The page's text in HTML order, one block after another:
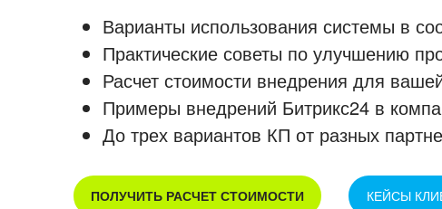
Варианты использования системы в
Практические советы по улучшению
Расчет стоимости внедрения для
Примеры внедрений Битрикс24 в
До трех вариантов КП от разных
ПОЛУЧИТЬ РАСЧЕТ СТОИМОСТИ КЕЙСЫ